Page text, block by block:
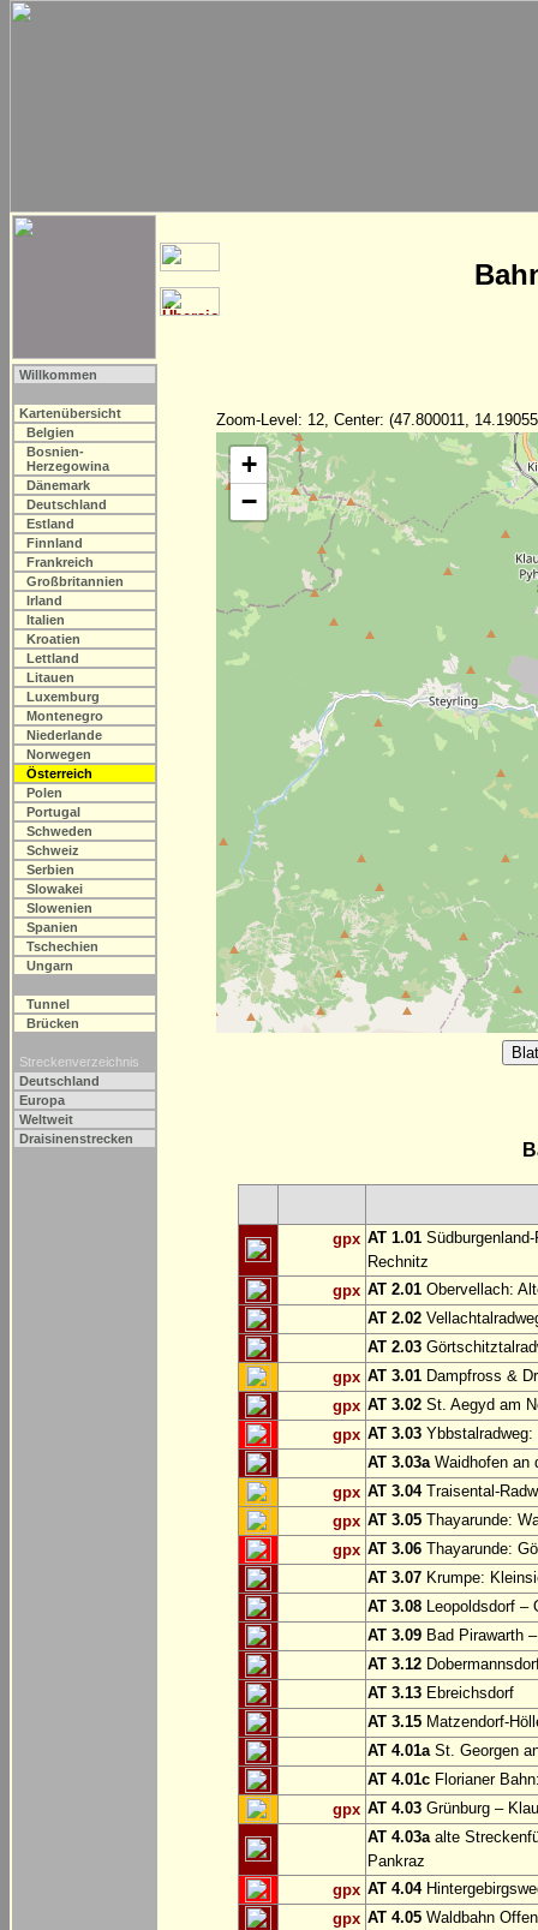
Willkommen
Kartenübersicht
Belgien
Bosnien-
Herzegowina
Dänemark
Deutschland
Estland
Finnland
Frankreich
Großbritannien
Irland
Italien
Kroatien
Lettland
Litauen
Luxemburg
Montenegro
Niederlande
Norwegen
Österreich
Polen
Portugal
Schweden
Schweiz
Serbien
Slowakei
Slowenien
Spanien
Tschechien
Ungarn
Tunnel
Brücken
Streckenverzeichnis
Deutschland
Europa
Weltweit
Draisinenstrecken
Zoom-Level: 12, Center: (47.800011,
+
−
gpx AT 1.01
Rechnitz
gpx AT 2.01 Obervellach:
AT 2.02
AT 2.03
gpx AT 3.01 Dampfross &
gpx AT 3.02 St. Aegyd am
gpx AT 3.03
AT 3.03aWaidhofen an
gpx AT 3.04Traisental-
gpx AT 3.05 Thayarunde:
gpx AT 3.06 Thayarunde:
AT 3.07 Krumpe:
AT 3.08 Leopoldsdorf –
AT 3.09 Bad Pirawarth
AT 3.12
AT 3.13 Ebreichsdorf
AT 3.15 Matzendorf-
AT 4.01aSt. Georgen
AT 4.01c Florianer
gpx AT 4.03 Grünburg –
AT 4.03aalte
Pankraz
gpx AT 4.04
gpx AT 4.05 Waldbahn